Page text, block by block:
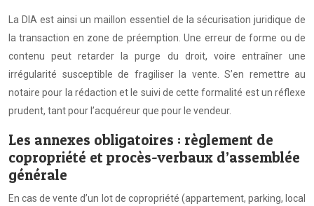
La DIA est ainsi un maillon essentiel de la sécurisation juridique de
la transaction en zone de préemption. Une erreur de forme ou de
contenu peut retarder la purge du droit, voire entraîner une
irrégularité susceptible de fragiliser la vente. S’en remettre au
notaire pour la rédaction et le suivi de cette formalité est un réflexe
prudent, tant pour l’acquéreur que pour le vendeur.
Les annexes obligatoires : règlement de
copropriété et procès-verbaux d’assemblée
générale
En cas de vente d’un lot de copropriété (appartement, parking, local